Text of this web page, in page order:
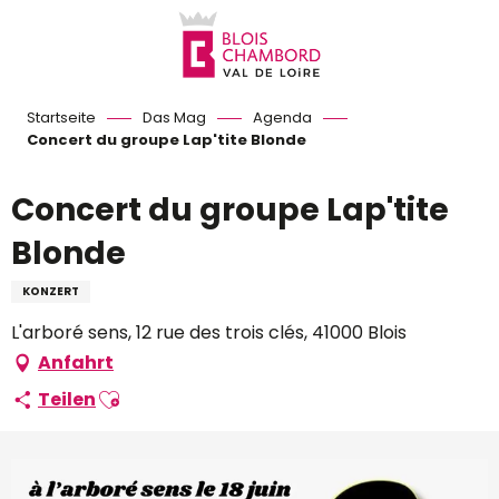
Startseite Das Mag
Agenda
Concert du groupe Lap'tite Blonde
Concert du groupe Lap'tite
Blonde
KONZERT
L'arboré sens, 12 rue des trois clés, 41000 Blois
Anfahrt
TeilenAjouter aux favoris